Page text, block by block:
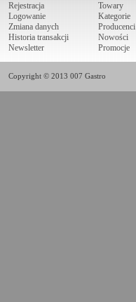
Rejestracja
Logowanie
Zmiana danych
Historia transakcji
Newsletter
Towary
Kategorie
Producenci
Nowości
Promocje
Copyright © 2013 007 Gastro